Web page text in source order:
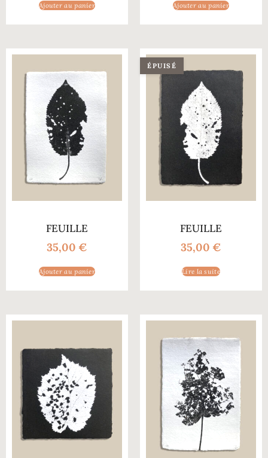
Ajouter au panier Ajouter au panier
FEUILLE
35,00 €
Ajouter au panier
FEUILLE
35,00 €
ÉPUISÉ
Lire la suite